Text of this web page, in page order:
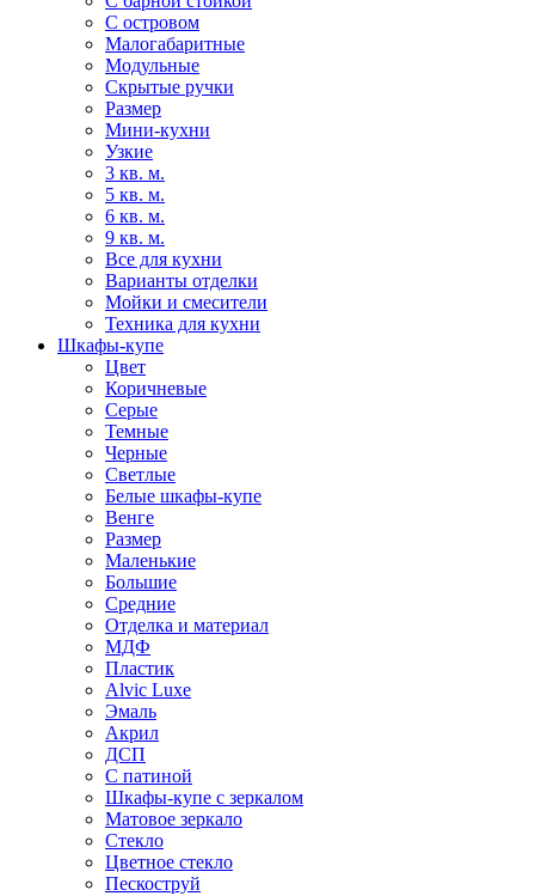
С островом
Малогабаритные
Модульные
Скрытые ручки
Размер
Мини-кухни
Узкие
3 кв. м.
5 кв. м.
6 кв. м.
9 кв. м.
Все для кухни
Варианты отделки
Мойки и смесители
Техника для кухни
Шкафы-купе
Цвет
Коричневые
Серые
Темные
Черные
Светлые
Белые шкафы-купе
Венге
Размер
Маленькие
Большие
Средние
Отделка и материал
МДФ
Пластик
Alvic Luxe
Эмаль
Акрил
ДСП
С патиной
Шкафы-купе с зеркалом
Матовое зеркало
Стекло
Цветное стекло
Пескоструй